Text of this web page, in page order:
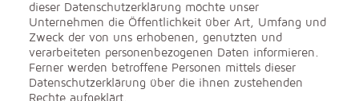
dieser Datenschutzerklärung möchte unser
Unternehmen die Öffentlichkeit über Art, Umfang und
Zweck der von uns erhobenen, genutzten und
verarbeiteten personenbezogenen Daten informieren.
Ferner werden betroffene Personen mittels dieser
Datenschutzerklärung über die ihnen zustehenden
Rechte aufgeklärt.